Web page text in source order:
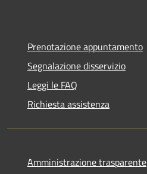
Prenotazione appuntamento
Segnalazione disservizio
Leggi le FAQ
Richiesta assistenza
Amministrazione trasparente